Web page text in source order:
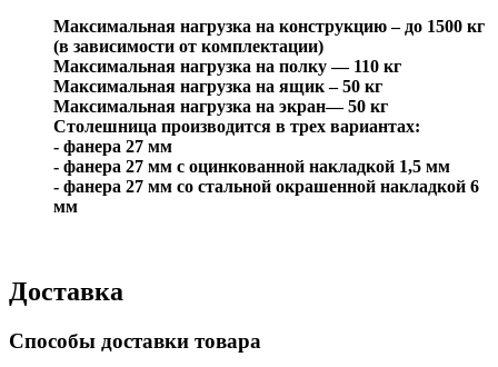
Максимальная нагрузка на конструкцию – до 1500 кг
(в зависимости от комплектации)
Максимальная нагрузка на полку — 110 кг
Максимальная нагрузка на ящик – 50 кг
Максимальная нагрузка на экран— 50 кг
Столешница производится в трех вариантах:
- фанера 27 мм
- фанера 27 мм с оцинкованной накладкой 1,5 мм
- фанера 27 мм со стальной окрашенной накладкой 6
мм
Доставка
Способы доставки товара